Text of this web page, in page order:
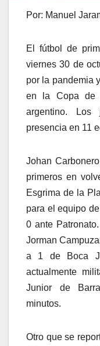
Por: Manuel
El fútbol de
viernes 30 de
por la pandemia
en la Copa de
argentino. Los
presencia en 11
Johan
primeros en
Esgrima de la
para el equipo
0 ante
Jorman
a 1 de Boca
actualmente
Junior de
minutos.
Otro que se